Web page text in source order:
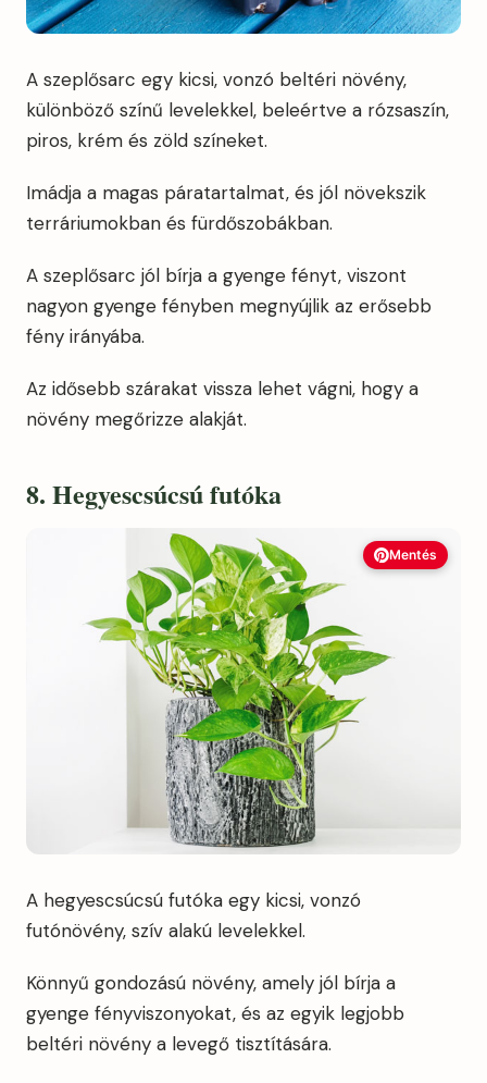
A szeplősarc egy kicsi, vonzó beltéri növény,
különböző színű levelekkel, beleértve a rózsaszín,
piros, krém és zöld színeket.
Imádja a magas páratartalmat, és jól növekszik
terráriumokban és fürdőszobákban.
A szeplősarc jól bírja a gyenge fényt, viszont
nagyon gyenge fényben megnyújlik az erősebb
fény irányába.
Az idősebb szárakat vissza lehet vágni, hogy a
növény megőrizze alakját.
8. Hegyescsúcsú futóka
Mentés
A hegyescsúcsú futóka egy kicsi, vonzó
futónövény, szív alakú levelekkel.
Könnyű gondozású növény, amely jól bírja a
gyenge fényviszonyokat, és az egyik legjobb
beltéri növény a levegő tisztítására.